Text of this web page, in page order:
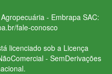
- Embrapa SAC:
fale-conosco
licenciado sob a Licença
- SemDerivações